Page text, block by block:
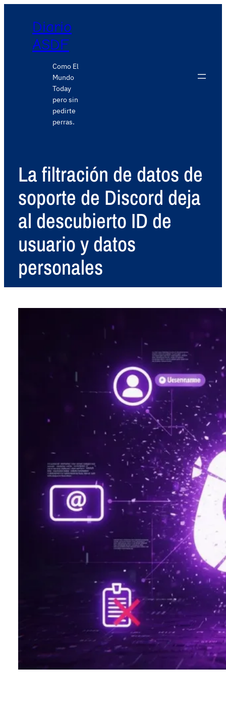
Diario
ASDF
Como El
Mundo
Today
pero sin
pedirte
perras.
La filtración de datos de
soporte de Discord deja
al descubierto ID de
usuario y datos
personales